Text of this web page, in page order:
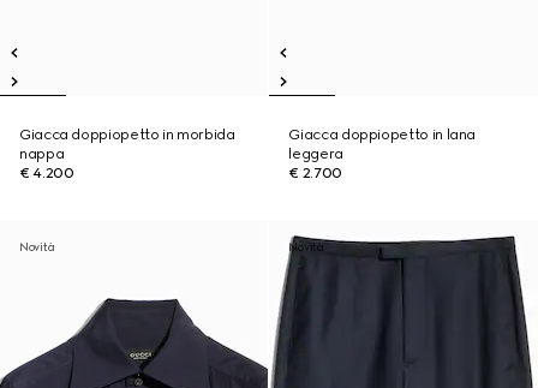
Giacca doppiopetto in morbida
nappa
€ 4.200
Giacca doppiopetto in lana
leggera
€ 2.700
Novità Novità